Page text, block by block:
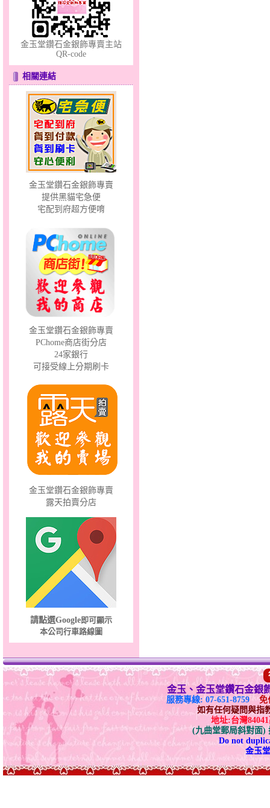
十字架～銀鋼套鍊
許願星光～黃金墜
幸福溫暖～金銀鋼套鍊
愛在心坎～金銀鋼套鍊
金玉堂鑽石金銀飾專賣主站
QR-code
相關連結
金玉堂鑽石金銀飾專賣
提供黑貓宅急便
宅配到府超方便唷
金玉堂鑽石金銀飾專賣
PChome商店街分店
24家銀行
可接受線上分期刷卡
金玉堂鑽石金銀飾專賣
露天拍賣分店
請點選Google即可顯示
本公司行車路線圖
金玉、金玉堂鑽石金銀
服務專線: 07-651-8759
免
如有任何疑問與指
地址:台灣
(九曲堂郵局斜對面)
Do not
金玉